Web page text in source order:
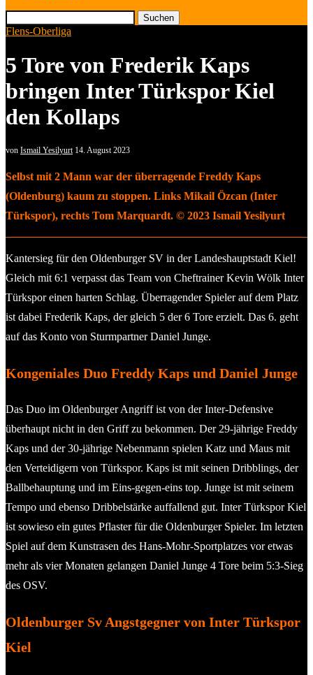
Suchen
Flens-Oberliga
5 Tore von Frederik Kaps
bringen Inter Türkspor Kiel
den Kollaps
von Ismail Yesilyurt 14. August 2023
Selbst mit 2 Mann war der überragende Freddy Kaps
(Oldenburg) kaum zu stoppen. Links Mikail Özcan (Inter
Türkspor), rechts Tom Marquardt. © 2023 Ismail Yesilyurt
Kantersieg für den Oldenburger SV in der Landeshauptstadt Kiel!
Gleich mit 6:1 verpasst das Team von Cheftrainer Kevin Wölk Inter
Türkspor einen harten Schlag. Überragender Spieler auf dem Platz
ist dabei Frederik Kaps, der gleich 5 der 6 Tore erzielt. Das 6. geht
auf das Konto von Sturmpartner Daniel Junge.
Kongeniales Duo Freddy Kaps und Daniel Junge
Das Duo im Oldenburger Angriff ist von der Inter-Defensive
überhaupt nicht in den Griff zu bekommen. Der 29-jährige Freddy
Kaps und der 30-jährige Nebenmann spielen Katz und Maus mit
den Verteidigern von Türkspor. Kaps ist mit seinen Dribblings, der
Ballbehauptung und im Eins-gegen-eins top. Junge ist mit seinem
Tempo und ebenso Dribbelstärke auffallend gut. Inter Türkspor Kiel
ist sowieso ein gutes Pflaster für die Oldenburger Spieler. Im letzten
Spiel auf dem Kunstrasen des Hans-Mohr-Sportplatzes vor etwas
mehr als vier Monaten gelangen Daniel Junge 4 Tore beim 5:3-Sieg
des OSV.
Oldenburger Sv Angstgegner von Inter Türkspor
Kiel